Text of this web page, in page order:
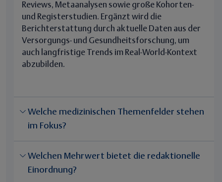
Reviews, Metaanalysen sowie große Kohorten-
und Registerstudien. Ergänzt wird die
Berichterstattung durch aktuelle Daten aus der
Versorgungs- und Gesundheitsforschung, um
auch langfristige Trends im Real-World-Kontext
abzubilden.
Welche medizinischen Themenfelder stehen
im Fokus?
Welchen Mehrwert bietet die redaktionelle
Einordnung?